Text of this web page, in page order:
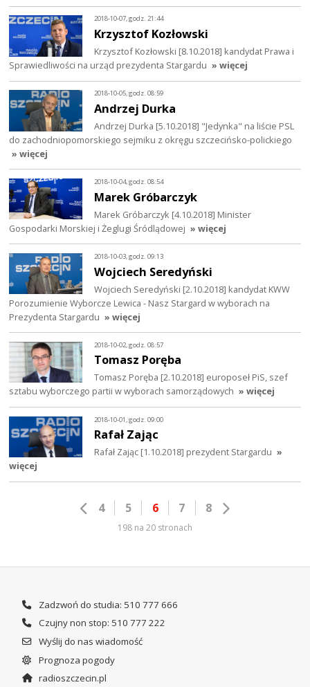
2018-10-07, godz. 21:44
Krzysztof Kozłowski
Krzysztof Kozłowski [8.10.2018] kandydat Prawa i
Sprawiedliwości na urząd prezydenta Stargardu » więcej
2018-10-05, godz. 08:59
Andrzej Durka
Andrzej Durka [5.10.2018] "Jedynka" na liście PSL
do zachodniopomorskiego sejmiku z okręgu szczecińsko-polickiego
» więcej
2018-10-04, godz. 08:54
Marek Gróbarczyk
Marek Gróbarczyk [4.10.2018] Minister
Gospodarki Morskiej i Żeglugi Śródlądowej » więcej
2018-10-03, godz. 09:13
Wojciech Seredyński
Wojciech Seredyński [2.10.2018] kandydat KWW
Porozumienie Wyborcze Lewica - Nasz Stargard w wyborach na
Prezydenta Stargardu » więcej
2018-10-02, godz. 08:57
Tomasz Poręba
Tomasz Poręba [2.10.2018] europoseł PiS, szef
sztabu wyborczego partii w wyborach samorządowych » więcej
2018-10-01, godz. 09:00
Rafał Zając
Rafał Zając [1.10.2018] prezydent Stargardu »
więcej
4 5 6 7 8
198 na 20 stronach
Zadzwoń do studia: 510 777 666
Czujny non stop: 510 777 222
Wyślij do nas wiadomość
Prognoza pogody
radioszczecin.pl